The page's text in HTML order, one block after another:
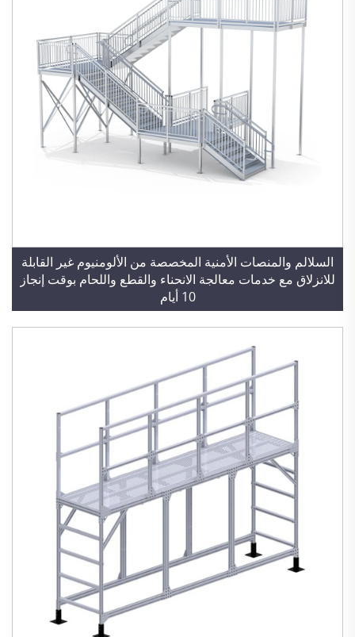
السلالم والمنصات الأمنية المخصصة من الألومنيوم غير القابلة
للانزلاق مع خدمات معالجة الانحناء والقطع واللحام بوقت إنجاز
10 أيام